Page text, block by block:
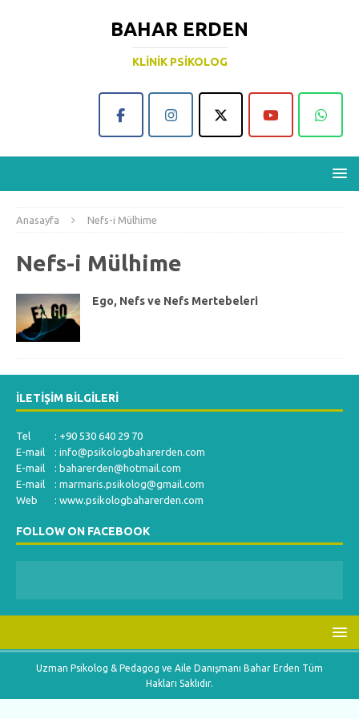
BAHAR ERDEN
KLINIK PSIKOLOG
Anasayfa Nefs-i Mülhime
Nefs-i Mülhime
Ego, Nefs ve Nefs Mertebeleri
İLETIŞIM BILGILERI
Tel : +90 530 640 29 70
E-mail : info@psikologbaharerden.com
E-mail : baharerden@hotmail.com
E-mail : marmaris.psikolog@gmail.com
Web : www.psikologbaharerden.com
FOLLOW ON FACEBOOK
Uzman Psikolog & Pedagog ve Aile Danışmanı Bahar Erden Tüm
Hakları Saklıdır.